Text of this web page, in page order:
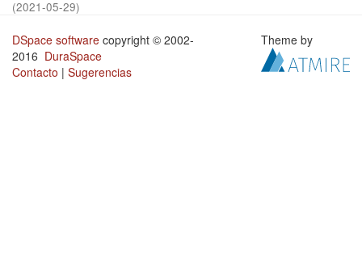
(2021-05-29)
DSpace software copyright © 2002-
2016 DuraSpace
Contacto | Sugerencias
Theme by